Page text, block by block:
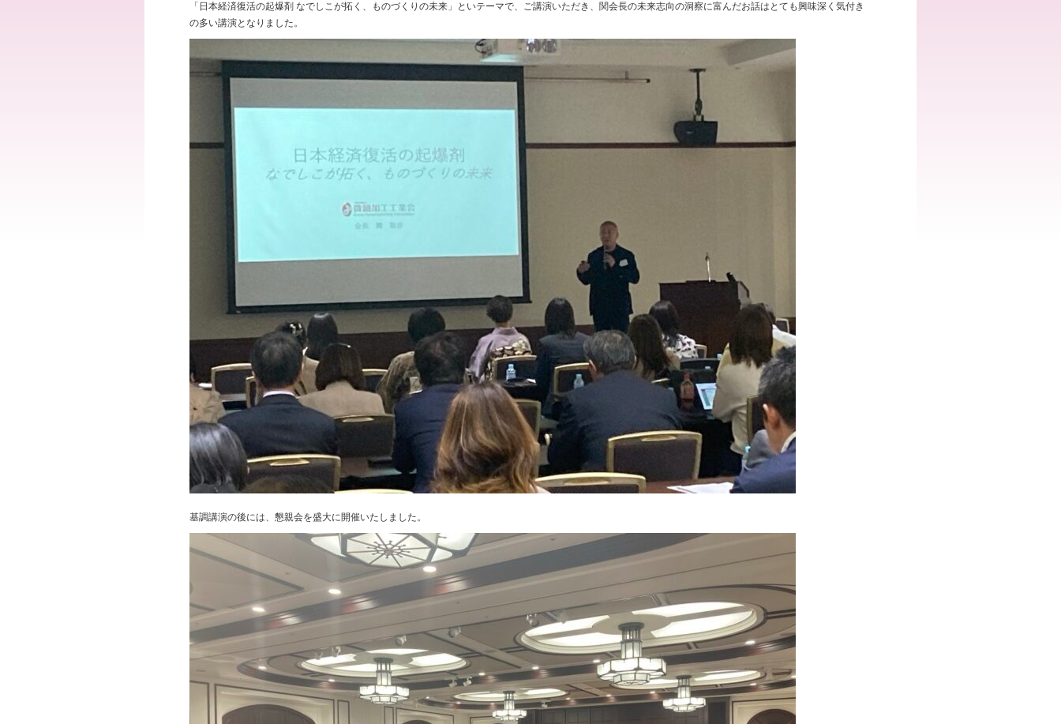
「日本経済復活の起爆剤 なでしこが拓く、ものづくりの未来」といテーマで、ご講演いただき、関会長の未来志向の洞察に富んだお話はとても興味深く気付き
の多い講演となりました。
基調講演の後には、懇親会を盛大に開催いたしました。